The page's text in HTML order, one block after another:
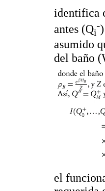
identifica
antes (Qi
-
asumido
del baño
el